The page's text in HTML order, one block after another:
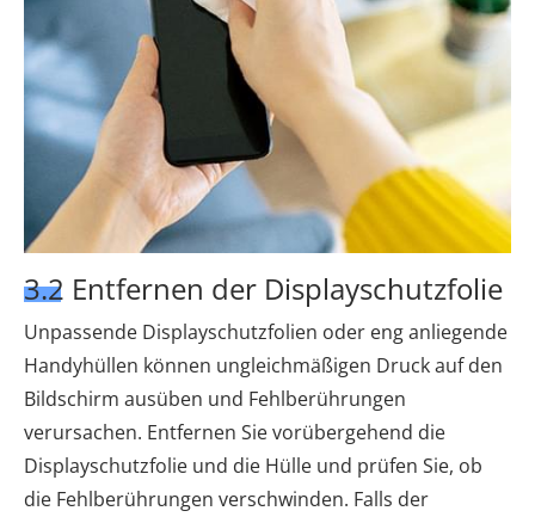
3.2 Entfernen der Displayschutzfolie
Unpassende Displayschutzfolien oder eng anliegende
Handyhüllen können ungleichmäßigen Druck auf den
Bildschirm ausüben und Fehlberührungen
verursachen. Entfernen Sie vorübergehend die
Displayschutzfolie und die Hülle und prüfen Sie, ob
die Fehlberührungen verschwinden. Falls der